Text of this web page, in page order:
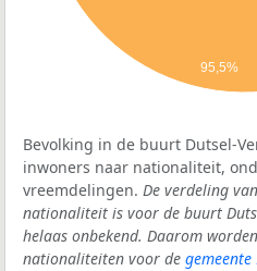
95,5%
Bevolking in de buurt Dutsel-
inwoners naar nationaliteit,
vreemdelingen. De verdeling
nationaliteit is voor de buurt
helaas onbekend. Daarom
nationaliteiten voor de gemeente